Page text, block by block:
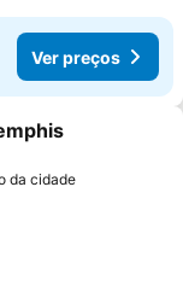
Ver preços
favoritos
da cidade